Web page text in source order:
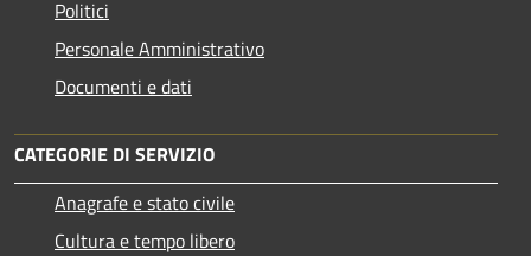
Politici
Personale Amministrativo
Documenti e dati
CATEGORIE DI SERVIZIO
Anagrafe e stato civile
Cultura e tempo libero